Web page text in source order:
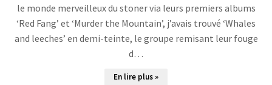
le monde merveilleux du stoner via leurs premiers albums
‘Red Fang’ et ‘Murder the Mountain’, j’avais trouvé ‘Whales
and leeches’ en demi-teinte, le groupe remisant leur fouge
d…
En lire plus »